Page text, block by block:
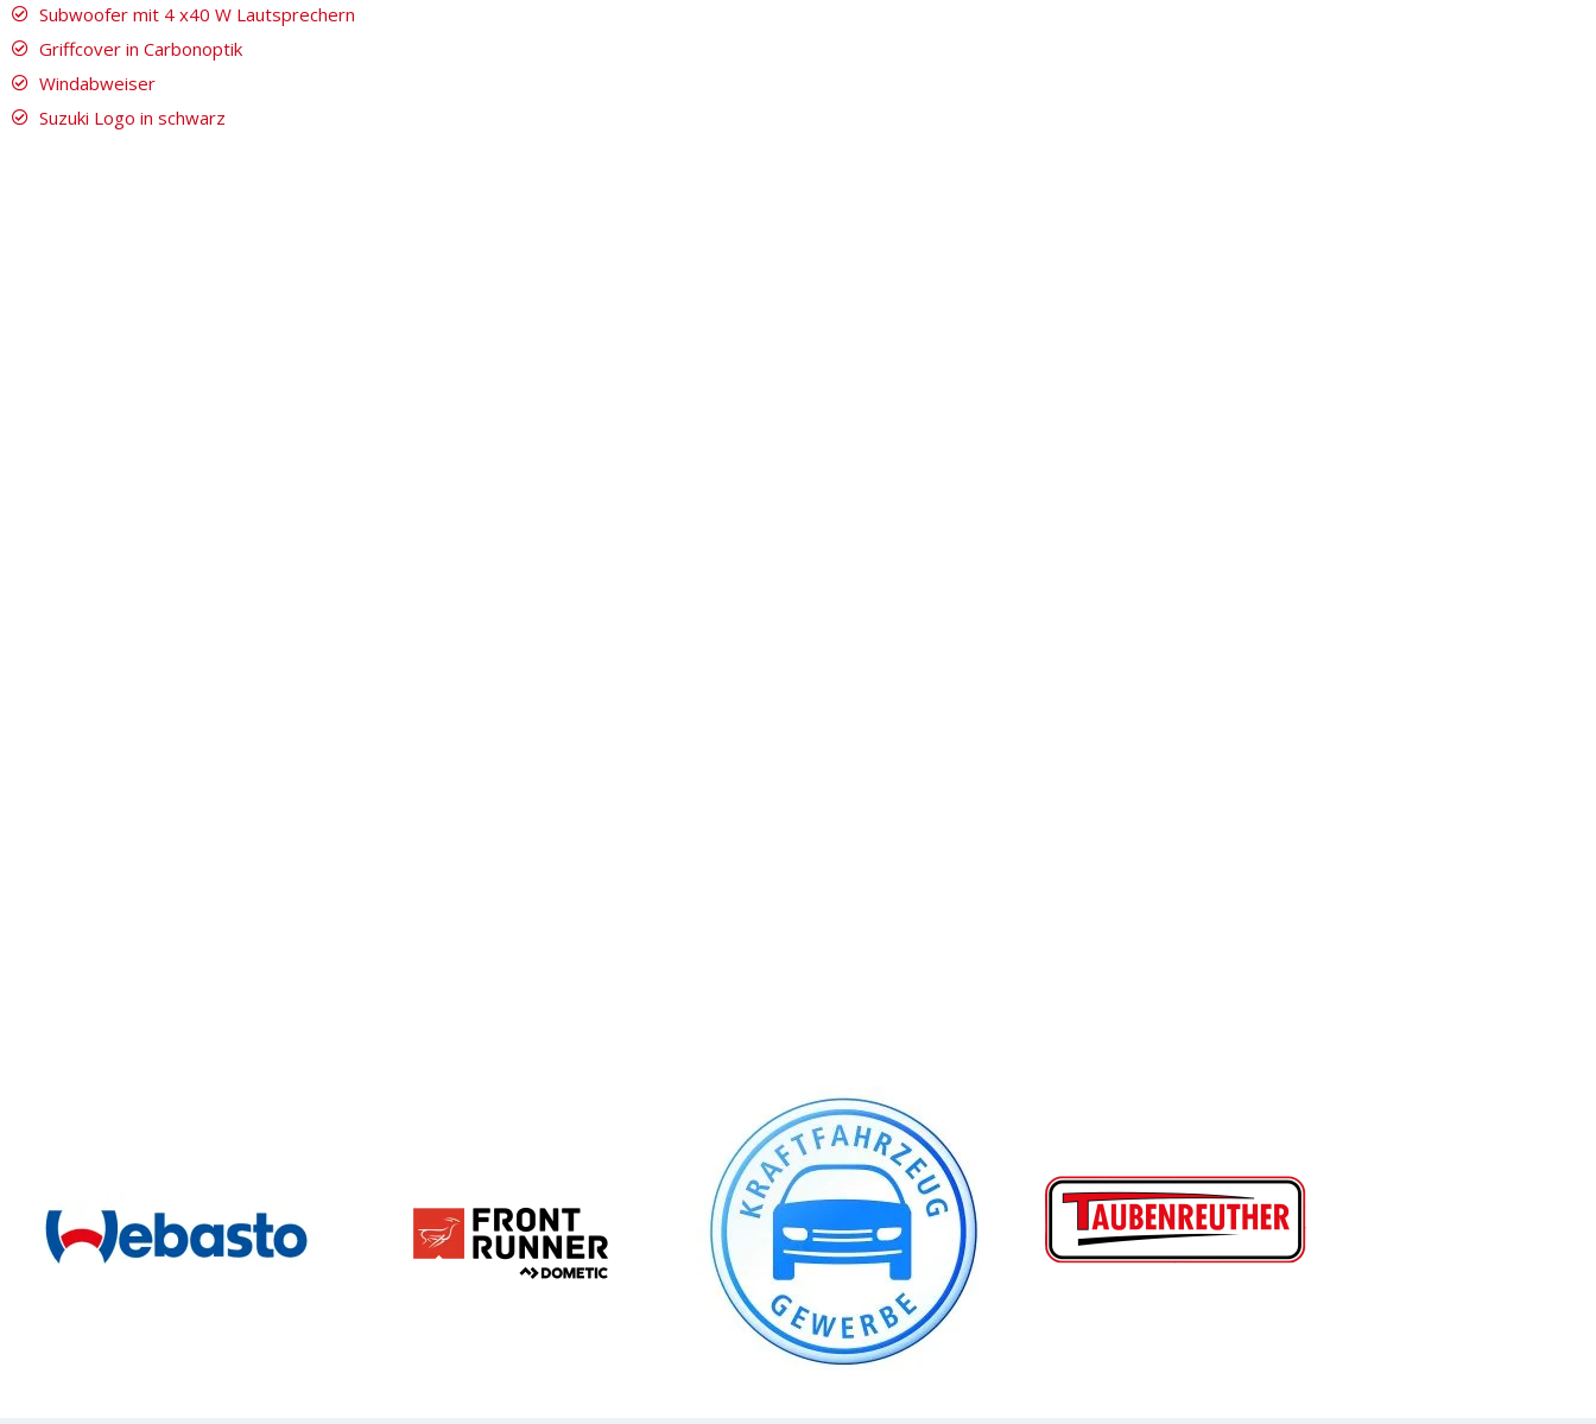
Subwoofer mit 4 x40 W Lautsprechern
Griffcover in Carbonoptik
Windabweiser
Suzuki Logo in schwarz